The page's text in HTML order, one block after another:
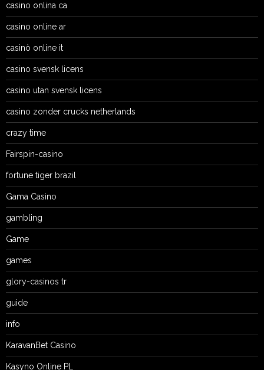
casino onlina ca
casino online ar
casinò online it
casino svensk licens
casino utan svensk licens
casino zonder crucks netherlands
crazy time
Fairspin-casino
fortune tiger brazil
Gama Casino
gambling
Game
games
glory-casinos tr
guide
info
KaravanBet Casino
Kasyno Online PL